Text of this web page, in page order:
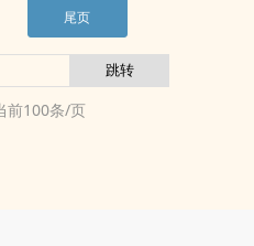
尾页
前100条/页